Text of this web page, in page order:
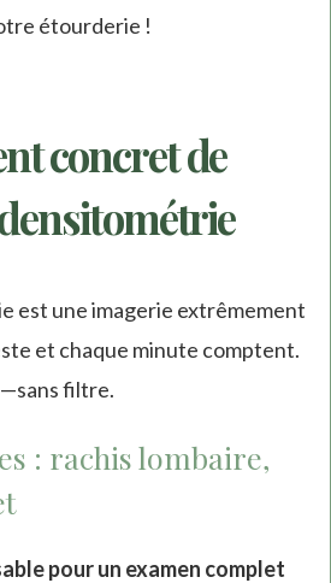
étourderie !
concret de
est une imagerie extrêmement
et chaque minute comptent.
filtre.
: rachis lombaire,
pour un examen complet